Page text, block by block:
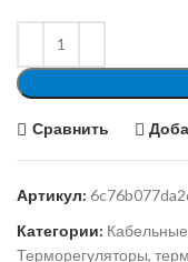
Сравнить
Артикул:
Категории:
Терморегуляторы,